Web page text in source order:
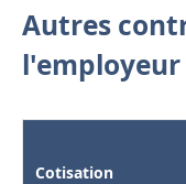
Autres
l'employeur
Cotisation